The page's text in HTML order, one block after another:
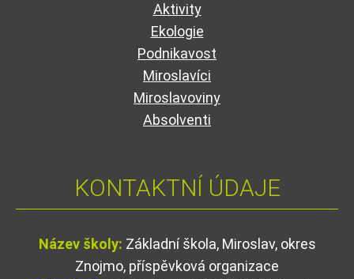
Aktivity
Ekologie
Podnikavost
Miroslavíci
Miroslavoviny
Absolventi
KONTAKTNÍ ÚDAJE
Název školy: Základní škola, Miroslav, okres
Znojmo, příspěvková organizace